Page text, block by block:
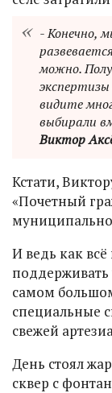
- Конечно,
можно.
видите
выбирали
Виктор
Кстати,
«Почетный
И ведь как
поддерживать
самом
специальные
свежей
День стоял
сквер с